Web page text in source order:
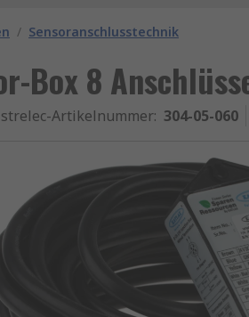
/ Sensoranschlusstechnik
Box 8
Artikelnummer: 304-05-060